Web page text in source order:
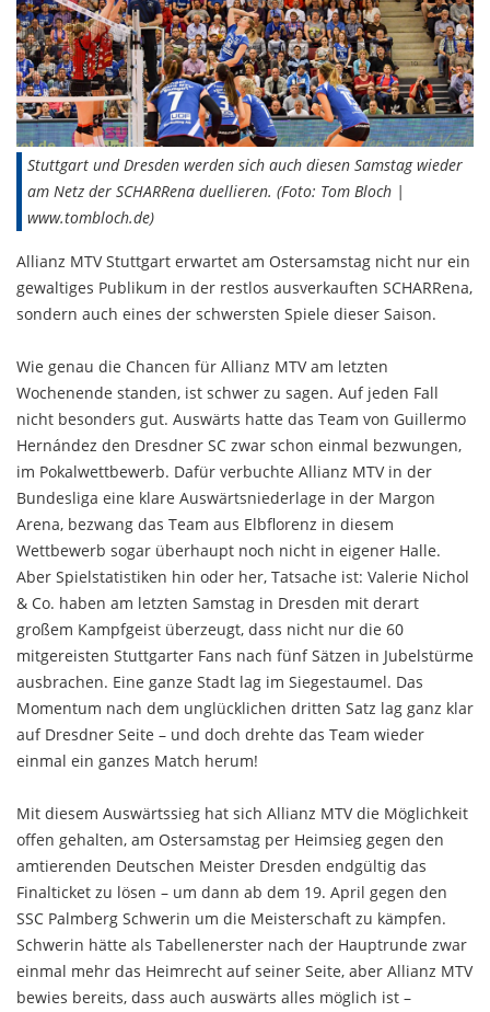
Stuttgart und Dresden werden sich auch diesen Samstag wieder
am Netz der SCHARRena duellieren. (Foto: Tom Bloch |
www.tombloch.de)
Allianz MTV Stuttgart erwartet am Ostersamstag nicht nur ein
gewaltiges Publikum in der restlos ausverkauften SCHARRena,
sondern auch eines der schwersten Spiele dieser Saison.
Wie genau die Chancen für Allianz MTV am letzten
Wochenende standen, ist schwer zu sagen. Auf jeden Fall
nicht besonders gut. Auswärts hatte das Team von Guillermo
Hernández den Dresdner SC zwar schon einmal bezwungen,
im Pokalwettbewerb. Dafür verbuchte Allianz MTV in der
Bundesliga eine klare Auswärtsniederlage in der Margon
Arena, bezwang das Team aus Elbflorenz in diesem
Wettbewerb sogar überhaupt noch nicht in eigener Halle.
Aber Spielstatistiken hin oder her, Tatsache ist: Valerie Nichol
& Co. haben am letzten Samstag in Dresden mit derart
großem Kampfgeist überzeugt, dass nicht nur die 60
mitgereisten Stuttgarter Fans nach fünf Sätzen in Jubelstürme
ausbrachen. Eine ganze Stadt lag im Siegestaumel. Das
Momentum nach dem unglücklichen dritten Satz lag ganz klar
auf Dresdner Seite – und doch drehte das Team wieder
einmal ein ganzes Match herum!
Mit diesem Auswärtssieg hat sich Allianz MTV die Möglichkeit
offen gehalten, am Ostersamstag per Heimsieg gegen den
amtierenden Deutschen Meister Dresden endgültig das
Finalticket zu lösen – um dann ab dem 19. April gegen den
SSC Palmberg Schwerin um die Meisterschaft zu kämpfen.
Schwerin hätte als Tabellenerster nach der Hauptrunde zwar
einmal mehr das Heimrecht auf seiner Seite, aber Allianz MTV
bewies bereits, dass auch auswärts alles möglich ist –